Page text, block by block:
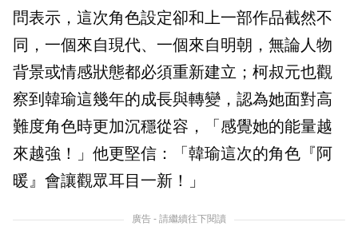
問表示，這次角色設定卻和上一部作品截然不
同，一個來自現代、一個來自明朝，無論人物
背景或情感狀態都必須重新建立；柯叔元也觀
察到韓瑜這幾年的成長與轉變，認為她面對高
難度角色時更加沉穩從容，「感覺她的能量越
來越強！」他更堅信：「韓瑜這次的角色『阿
暖』會讓觀眾耳目一新！」
廣告 - 請繼續往下閱讀